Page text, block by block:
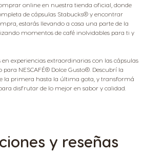
online en nuestra tienda oficial, donde
de cápsulas Stabucks® y encontrar
estarás llevando a casa una parte de la
momentos de café inolvidables para ti y
experiencias extraordinarias con las cápsulas
NESCAFÉ® Dolce Gusto®. Descubrí la
la primera hasta la última gota, y transformá
disfrutar de lo mejor en sabor y calidad.
y reseñas